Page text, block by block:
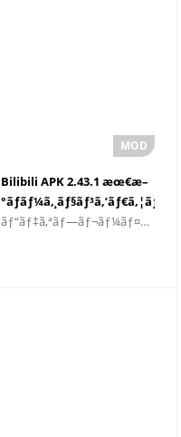
Bilibili APK 2.43.1 æœ€æ–
°ãƒãƒ¼ã‚¸ãƒ§ãƒ³ã‚’ãƒ€ã‚¦ãƒ³ãƒ­
ãƒ¼ãƒ‰
ãƒ“ãƒ‡ã‚ªãƒ—ãƒ¬ãƒ¼ãƒ¤ãƒ¼ã¨ç·¨é›†è€…